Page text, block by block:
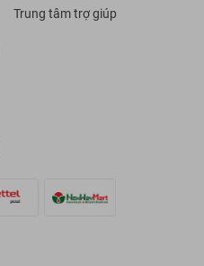
Trung tâm trợ giúp